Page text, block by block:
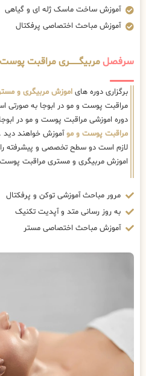
آموزش ساخت ماسک ژله ای و گیاهی
آموزش مباحث اختصاصی پرفکتال
سرفصلمربیگــــــــری مراقبت
برگزاری دوره های اموزش مربیگری و
مراقبت پوست و مو در ابوجا به صورتی
دوره اموزشی مراقبت پوست و مو در
مراقبت پوست و موآموزش خواهند دید
لازم است دو سطح تخصصی و پیشرفته
اموزش مربیگری و مستری مراقبت پوست
مرور مباحث آموزشی توکن و پرفکتال
به روز رسانی متد و آپدیت تکنیک
آموزش مباحث اختصاصی مستر